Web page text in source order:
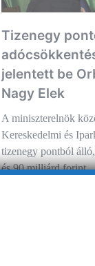
Tizenegy
jelentett be
Nagy Elek
A miniszterelnök
Kereskedelmi és
tizenegy pontból
és 90 milliárd